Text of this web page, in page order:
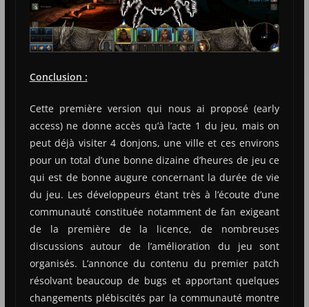
Conclusion :
Cette première version qui nous ai proposé (early
access) ne donne accès qu’à l’acte 1 du jeu, mais on
peut déjà visiter 4 donjons, une ville et ces environs
pour un total d’une bonne dizaine d’heures de jeu ce
qui est de bonne augure concernant la durée de vie
du jeu. Les développeurs étant très à l’écoute d’une
communauté constituée notamment de fan exigeant
de la première de la licence, de nombreuses
discussions autour de l’amélioration du jeu sont
organisés. L’annonce du contenu du premier patch
résolvant beaucoup de bugs et apportant quelques
changements plébiscités par la communauté montre